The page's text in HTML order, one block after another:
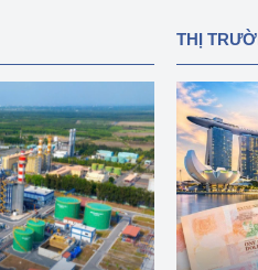
THỊ